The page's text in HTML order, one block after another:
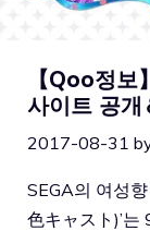
【Qoo정보
사이트 공개
2017-08-31
SEGA의 여성
色キャスト)’